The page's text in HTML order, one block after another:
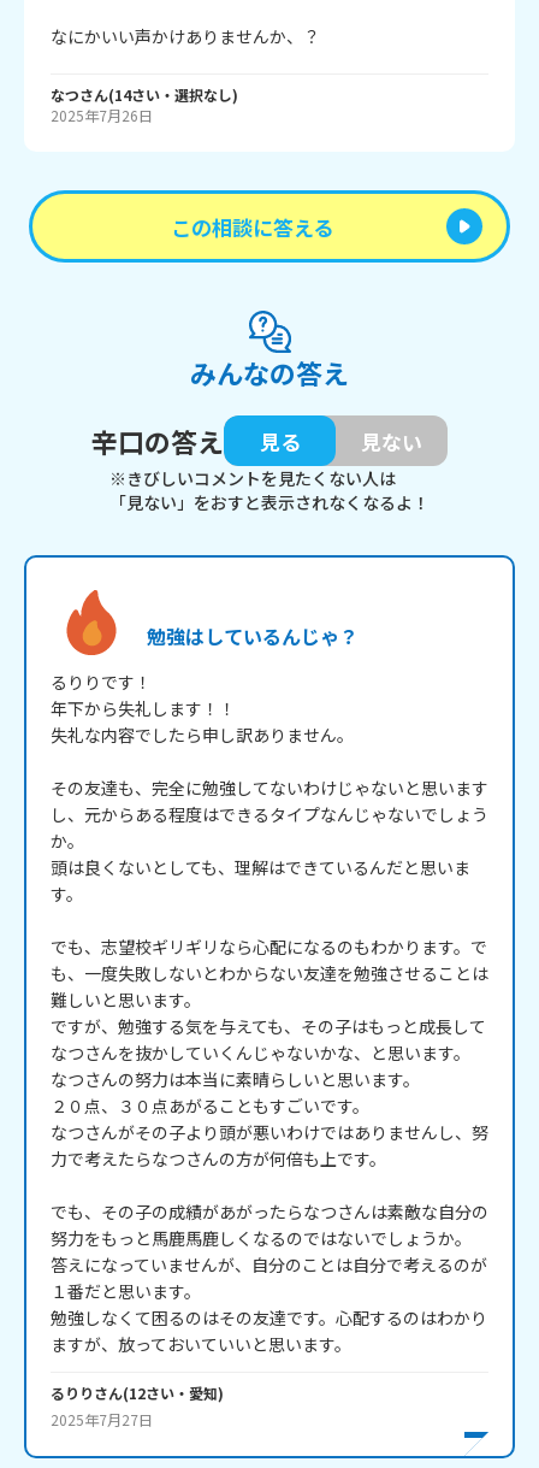
なつさん(14さい・ 選択なし)
2025年7月26日
この相談に答える
みんなの答え
辛口の答え
見る 見ない
※きびしいコメントを見たくない人は
「見ない」をおすと表示されなくなるよ！
勉強はしているんじゃ？
るりりです！
年下から失礼します！！
失礼な内容でしたら申し訳ありません。
その友達も、完全に勉強してないわけじゃないと思います
し、元からある程度はできるタイプなんじゃないでしょう
か。
頭は良くないとしても、理解はできているんだと思いま
す。
でも、志望校ギリギリなら心配になるのもわかります。で
も、一度失敗しないとわからない友達を勉強させることは
難しいと思います。
ですが、勉強する気を与えても、その子はもっと成長して
なつさんを抜かしていくんじゃないかな、と思います。
なつさんの努力は本当に素晴らしいと思います。
２０点、３０点あがることもすごいです。
なつさんがその子より頭が悪いわけではありませんし、努
力で考えたらなつさんの方が何倍も上です。
でも、その子の成績があがったらなつさんは素敵な自分の
努力をもっと馬鹿馬鹿しくなるのではないでしょうか。
答えになっていませんが、自分のことは自分で考えるのが
１番だと思います。
勉強しなくて困るのはその友達です。心配するのはわかり
ますが、放っておいていいと思います。
るりりさん(12さい・ 愛知)
2025年7月27日